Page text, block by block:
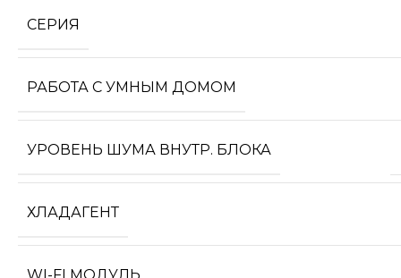
СЕРИЯ
РАБОТА С УМНЫМ ДОМОМ
УРОВЕНЬ ШУМА ВНУТР. БЛОКА
ХЛАДАГЕНТ